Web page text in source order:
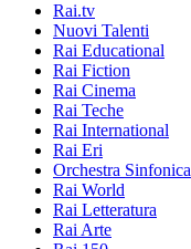
Rai.tv
Nuovi Talenti
Rai Educational
Rai Fiction
Rai Cinema
Rai Teche
Rai International
Rai Eri
Orchestra Sinfonica
Rai World
Rai Letteratura
Rai Arte